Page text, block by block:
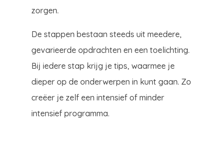
zorgen.
De stappen bestaan steeds uit meedere,
gevarieerde opdrachten en een toelichting.
Bij iedere stap krijg je tips, waarmee je
dieper op de onderwerpen in kunt gaan. Zo
creëer je zelf een intensief of minder
intensief programma.